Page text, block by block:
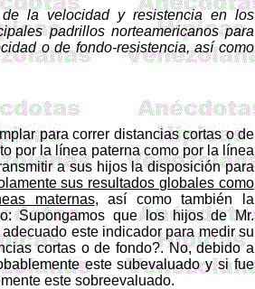
la velocidad y resistencia en los
padrillos norteamericanos para
o de fondo-resistencia, así como
para correr distancias cortas o de
por la línea paterna como por la línea
a sus hijos la disposición para
sus resultados globales como
maternas, así como también la
Supongamos que los hijos de Mr.
este indicador para medir su
cortas o de fondo?. No, debido a
este subevaluado y si fue
este sobreevaluado.